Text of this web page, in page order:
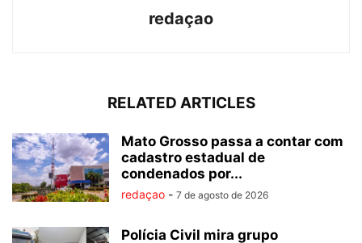
redaçao
RELATED ARTICLES
Mato Grosso passa a contar com
cadastro estadual de
condenados por...
redaçao - 7 de agosto de 2026
Polícia Civil mira grupo